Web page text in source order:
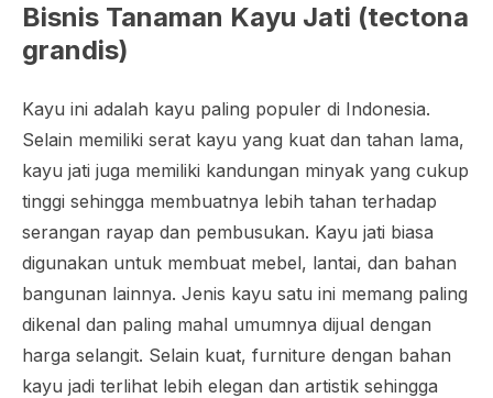
Bisnis Tanaman Kayu Jati (tectona
grandis)
Kayu ini adalah kayu paling populer di Indonesia.
Selain memiliki serat kayu yang kuat dan tahan lama,
kayu jati juga memiliki kandungan minyak yang cukup
tinggi sehingga membuatnya lebih tahan terhadap
serangan rayap dan pembusukan. Kayu jati biasa
digunakan untuk membuat mebel, lantai, dan bahan
bangunan lainnya. Jenis kayu satu ini memang paling
dikenal dan paling mahal umumnya dijual dengan
harga selangit. Selain kuat, furniture dengan bahan
kayu jadi terlihat lebih elegan dan artistik sehingga